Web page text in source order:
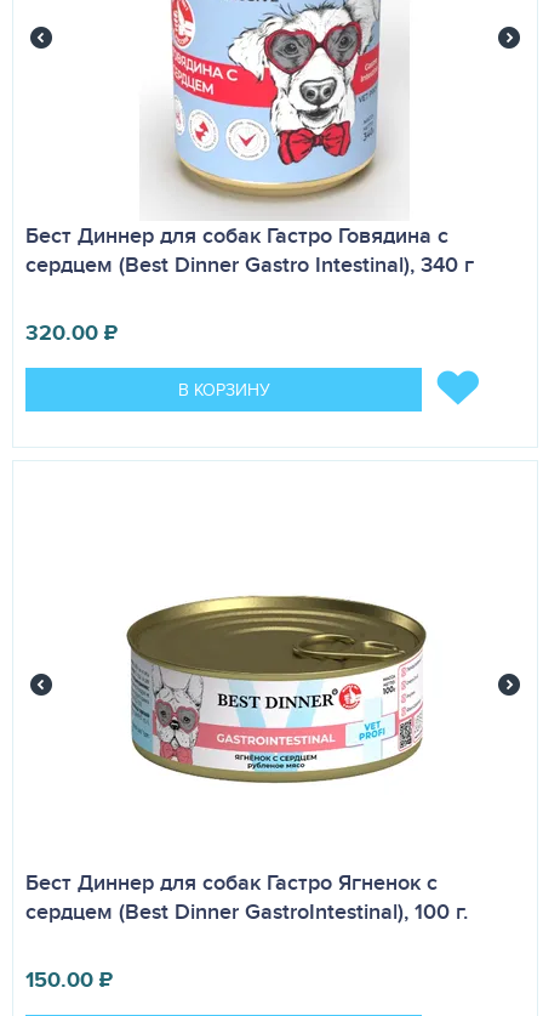
Бест Диннер для собак Гастро Говядина с
сердцем (Best Dinner Gastro Intestinal), 340 г
320.00₽
В КОРЗИНУ
Бест Диннер для собак Гастро Ягненок с
сердцем (Best Dinner GastroIntestinal), 100 г.
150.00₽